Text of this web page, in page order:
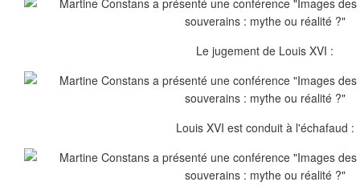
Le jugement de Louis XVI :
Louis XVI est conduit à l'échafaud :